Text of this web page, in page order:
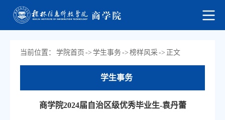
当前位置： 学院首页 -> 学生事务-> 榜样风采-> 正文
学生事务
商学院2024届自治区级优秀毕业生-袁丹蕾